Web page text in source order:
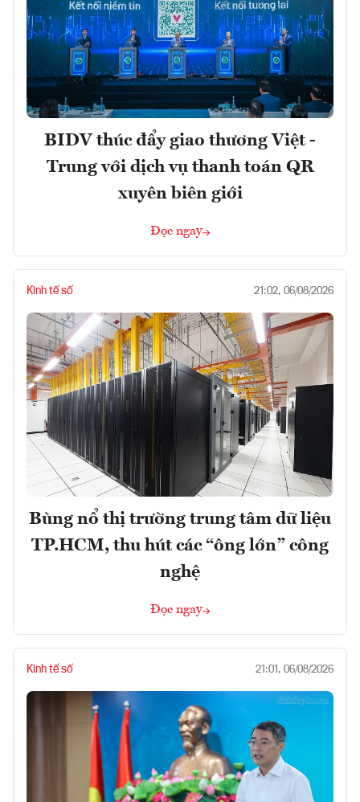
BIDV thúc đẩy giao thương Việt -
Trung với dịch vụ thanh toán QR
xuyên biên giới
Đọc ngay
Kinh tế số 21:02, 06/08/2026
Bùng nổ thị trường trung tâm dữ liệu
TP.HCM, thu hút các “ông lớn” công
nghệ
Đọc ngay
Kinh tế số 21:01, 06/08/2026